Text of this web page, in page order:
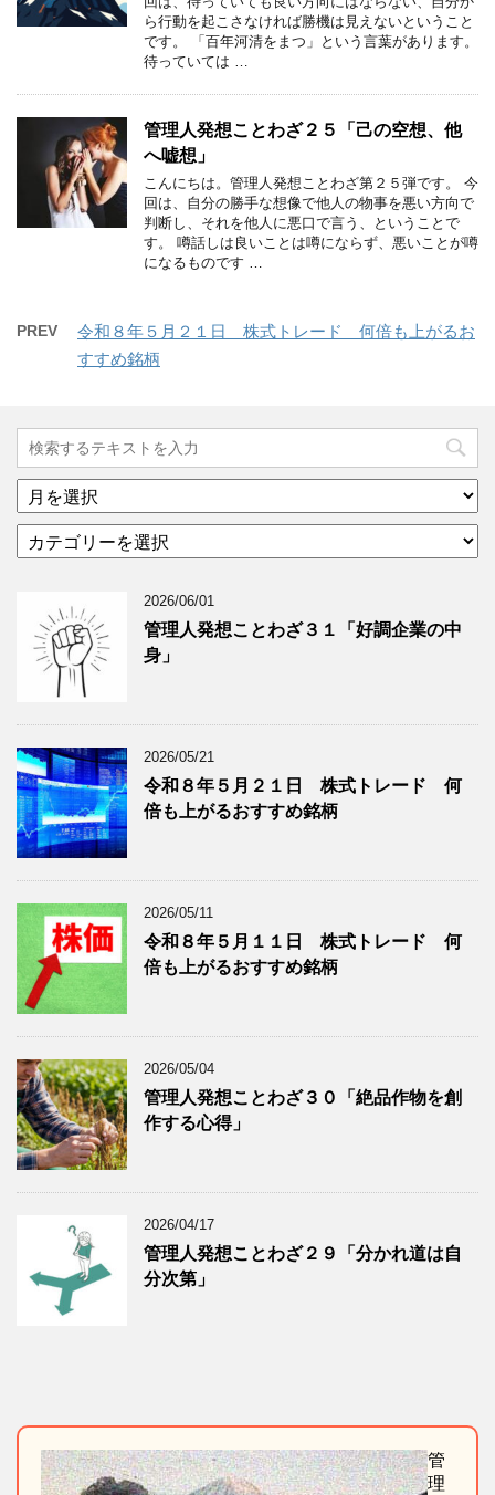
ら行動を起こさなければ勝機は見えないということ
です。 「百年河清をまつ」という言葉があります。
待っていては …
管理人発想ことわざ２５「己の空想、他
へ嘘想」
こんにちは。管理人発想ことわざ第２５弾です。 今
回は、自分の勝手な想像で他人の物事を悪い方向で
判断し、それを他人に悪口で言う、ということで
す。 噂話しは良いことは噂にならず、悪いことが噂
になるものです …
PREV
令和８年５月２１日 株式トレード 何倍も上がるお
すすめ銘柄
ア
ー
カ
イ
グ
記
事
を
表
示
テ
ー
ブ
ロ
グ
記
事
を
表
示
2026/06/01
管理人発想ことわざ３１「好調企業の中
身」
2026/05/21
令和８年５月２１日 株式トレード 何
倍も上がるおすすめ銘柄
2026/05/11
令和８年５月１１日 株式トレード 何
倍も上がるおすすめ銘柄
2026/05/04
管理人発想ことわざ３０「絶品作物を創
作する心得」
2026/04/17
管理人発想ことわざ２９「分かれ道は自
分次第」
管
理